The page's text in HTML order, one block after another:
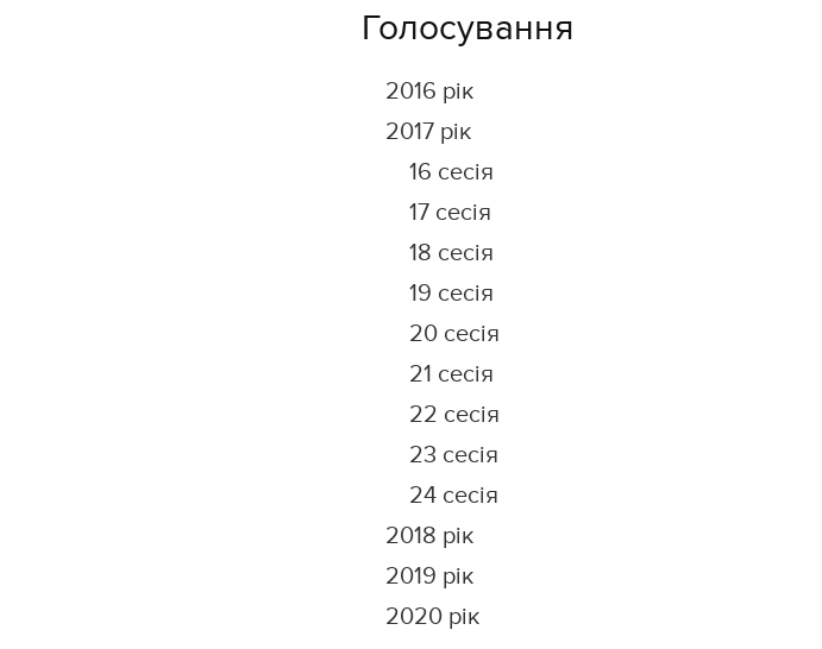
Голосування
2016 рік
2017 рік
16 сесія
17 сесія
18 сесія
19 сесія
20 сесія
21 сесія
22 сесія
23 сесія
24 сесія
2018 рік
2019 рік
2020 рік